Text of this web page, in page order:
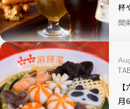
杯
合
関
月